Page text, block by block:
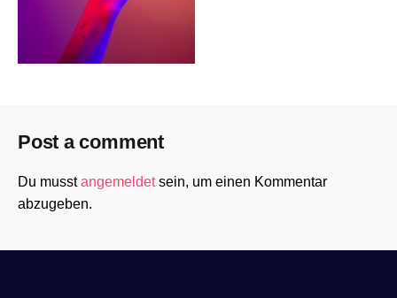
Post a comment
Du musstangemeldetsein, um einen Kommentar
abzugeben.